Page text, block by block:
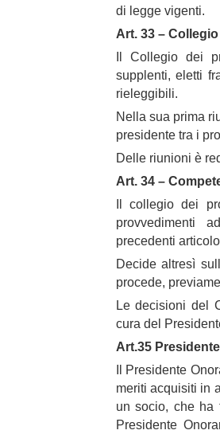
di legge vigenti.
Art. 33 –
Il Collegio dei
supplenti, eletti
rieleggibili.
Nella sua prima
presidente tra i
Delle riunioni è
Art. 34 –
Il collegio dei
provvedimenti
precedenti
Decide altresì
procede,
Le decisioni del
cura del
Art.35
Il Presidente
meriti acquisiti in
un socio, che ha
Presidente